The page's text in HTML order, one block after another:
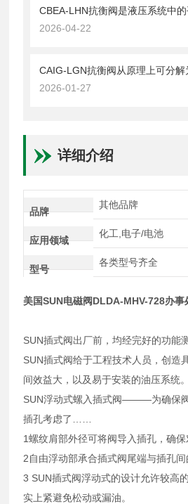
CBEA-LHN抗衡阀是液压系统中
2026-04-22
CAIG-LGN抗衡阀从原理上可分
2026-01-27
详细介绍
品牌
其他品牌
应用领域
化工,电子/电池
型号
各类型号齐全
美国SUN电磁阀DLDA-MHV-728办事
SUN插式阀出厂前，均经完好的功能
SUN插式阀给于工程技术人员，创造
间效益大，以及易于安装的油压系统。
SUN浮动式螺入插式阀———为确保
插孔考虑了……
1螺纹肩部外径可将阀导入插孔，确保
2自由浮动部承合插式阀尾端与插孔间
3 SUN插式阀浮动式的设计允许较高
实上紧避免松动或漏油。